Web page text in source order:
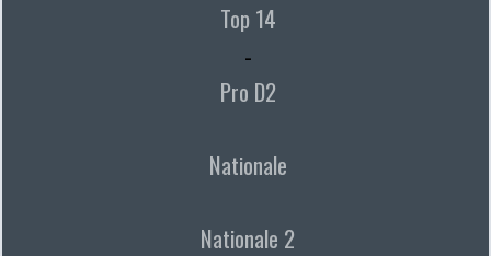
Top 14
-
Pro D2
Nationale
Nationale 2